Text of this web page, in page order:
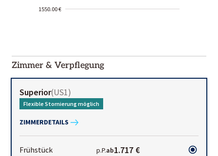
1550.00 €
01-02
Zimmer & Verpflegung
Superior(US1)
Flexible Stornierung möglich
ZIMMERDETAILS
Frühstück p.P.ab1.717 €